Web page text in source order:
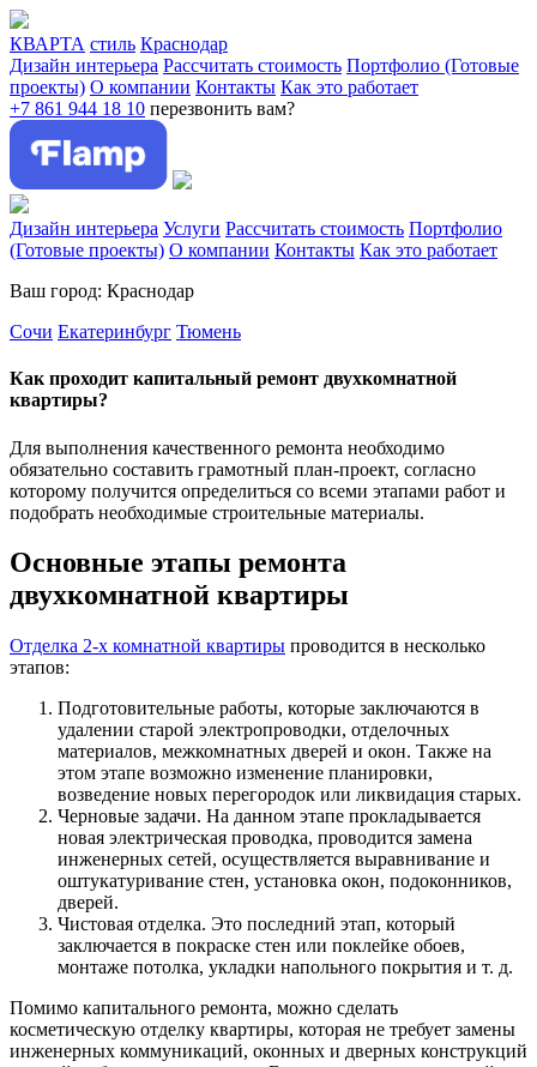
КВАРТА стиль Краснодар
Дизайн интерьера Рассчитать стоимость Портфолио (Готовые
проекты) О компании Контакты Как это работает
+7 861 944 18 10 перезвонить вам?
Дизайн интерьера Услуги Рассчитать стоимость Портфолио
(Готовые проекты) О компании Контакты Как это работает
Ваш город: Краснодар
Сочи Екатеринбург Тюмень
Как проходит капитальный ремонт двухкомнатной
квартиры?
Для выполнения качественного ремонта необходимо
обязательно составить грамотный план-проект, согласно
которому получится определиться со всеми этапами работ и
подобрать необходимые строительные материалы.
Основные этапы ремонта
двухкомнатной квартиры
Отделка 2-х комнатной квартиры проводится в несколько
этапов:
Подготовительные работы, которые заключаются в
удалении старой электропроводки, отделочных
материалов, межкомнатных дверей и окон. Также на
этом этапе возможно изменение планировки,
возведение новых перегородок или ликвидация старых.
Черновые задачи. На данном этапе прокладывается
новая электрическая проводка, проводится замена
инженерных сетей, осуществляется выравнивание и
оштукатуривание стен, установка окон, подоконников,
дверей.
Чистовая отделка. Это последний этап, который
заключается в покраске стен или поклейке обоев,
монтаже потолка, укладки напольного покрытия и т. д.
Помимо капитального ремонта, можно сделать
косметическую отделку квартиры, которая не требует замены
инженерных коммуникаций, оконных и дверных конструкций